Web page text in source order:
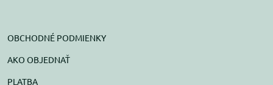
OBCHODNÉ PODMIENKY
AKO OBJEDNAŤ
PLATBA